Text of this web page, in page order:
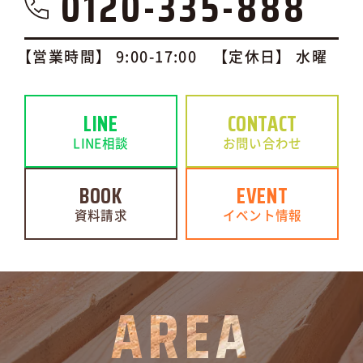
【営業時間】 9:00-17:00 【定休日】 水曜
LINE
LINE相談
CONTACT
お問い合わせ
BOOK
資料請求
EVENT
イベント情報
AREA